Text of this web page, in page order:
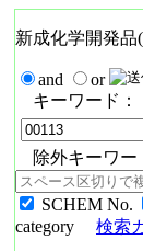
新成化学開発品
and
or
キーワード：
除外キーワー
SCHEM No.
category
検索